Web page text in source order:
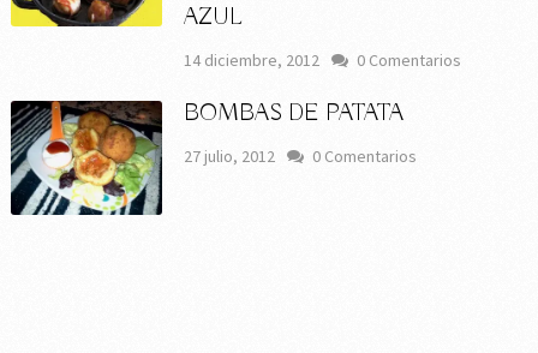
AZUL
14 diciembre, 2012 0 Comentarios
BOMBAS DE PATATA
27 julio, 2012 0 Comentarios